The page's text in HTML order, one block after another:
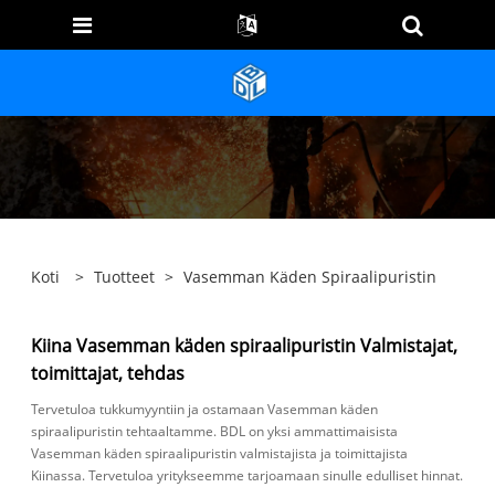
Koti > Tuotteet > Vasemman Käden Spiraalipuristin
Kiina Vasemman käden spiraalipuristin Valmistajat,
toimittajat, tehdas
Tervetuloa tukkumyyntiin ja ostamaan Vasemman käden
spiraalipuristin tehtaaltamme. BDL on yksi ammattimaisista
Vasemman käden spiraalipuristin valmistajista ja toimittajista
Kiinassa. Tervetuloa yritykseemme tarjoamaan sinulle edulliset hinnat.